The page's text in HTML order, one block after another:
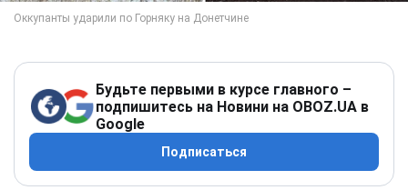
Будьте первыми в курсе главного –
подпишитесь на Новини на OBOZ.UA в
Google
Подписаться